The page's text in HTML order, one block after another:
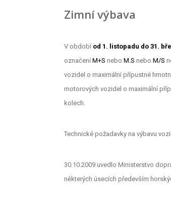
Zimní výbava
V období od 1. listopadu do 31.
označení M+S nebo M.S nebo M/S
vozidel o maximální přípustné
motorových vozidel o maximální
kolech.
Technické požadavky na výbavu
30.10.2009 uvedlo Ministerstvo
některých úsecích především